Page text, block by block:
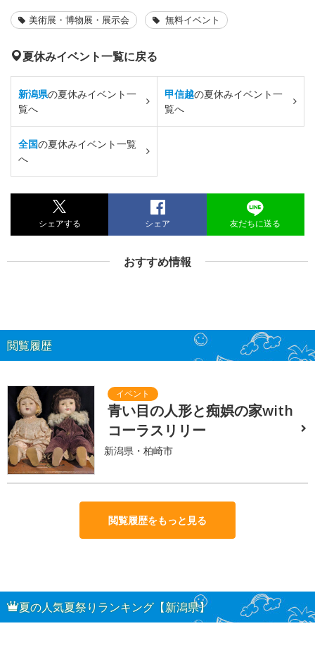
美術展・博物展・展示会 無料イベント
夏休みイベント一覧に戻る
新潟県の夏休みイベント一
覧へ
甲信越の夏休みイベント一
覧へ
全国の夏休みイベント一覧
へ
シェアする シェア 友だちに送る
おすすめ情報
閲覧履歴
青い目の人形と痴娯の家with
コーラスリリー
新潟県・柏崎市
閲覧履歴をもっと見る
夏の人気夏祭りランキング【新潟県】